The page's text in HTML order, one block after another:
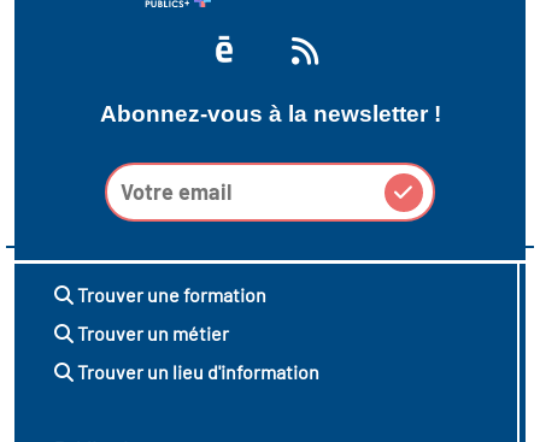
Abonnez-vous à la newsletter !
Trouver une formation
Trouver un métier
Trouver un lieu d'information